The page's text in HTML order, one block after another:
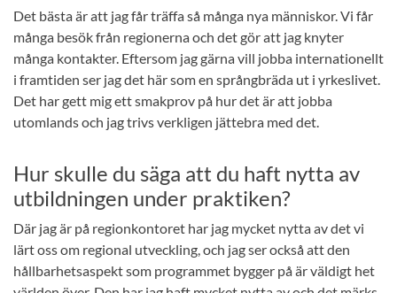
Det bästa är att jag får träffa så många nya människor. Vi får
många besök från regionerna och det gör att jag knyter
många kontakter. Eftersom jag gärna vill jobba internationellt
i framtiden ser jag det här som en språngbräda ut i yrkeslivet.
Det har gett mig ett smakprov på hur det är att jobba
utomlands och jag trivs verkligen jättebra med det.
Hur skulle du säga att du haft nytta av
utbildningen under praktiken?
Där jag är på regionkontoret har jag mycket nytta av det vi
lärt oss om regional utveckling, och jag ser också att den
hållbarhetsaspekt som programmet bygger på är väldigt het